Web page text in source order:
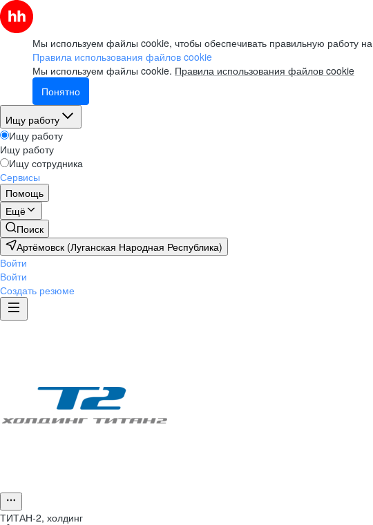
Мы используем файлы cookie, чтобы обеспечивать правильную работу
Правила использования файлов cookie
Мы используем файлы cookie. Правила использования файлов cookie
Понятно
Ищу работу
Ищу работу
Ищу работу
Ищу сотрудника
Сервисы
Помощь
Ещё
Поиск
Артёмовск (Луганская Народная Республика)
Войти
Войти
Создать резюме
ТИТАН-2, холдинг